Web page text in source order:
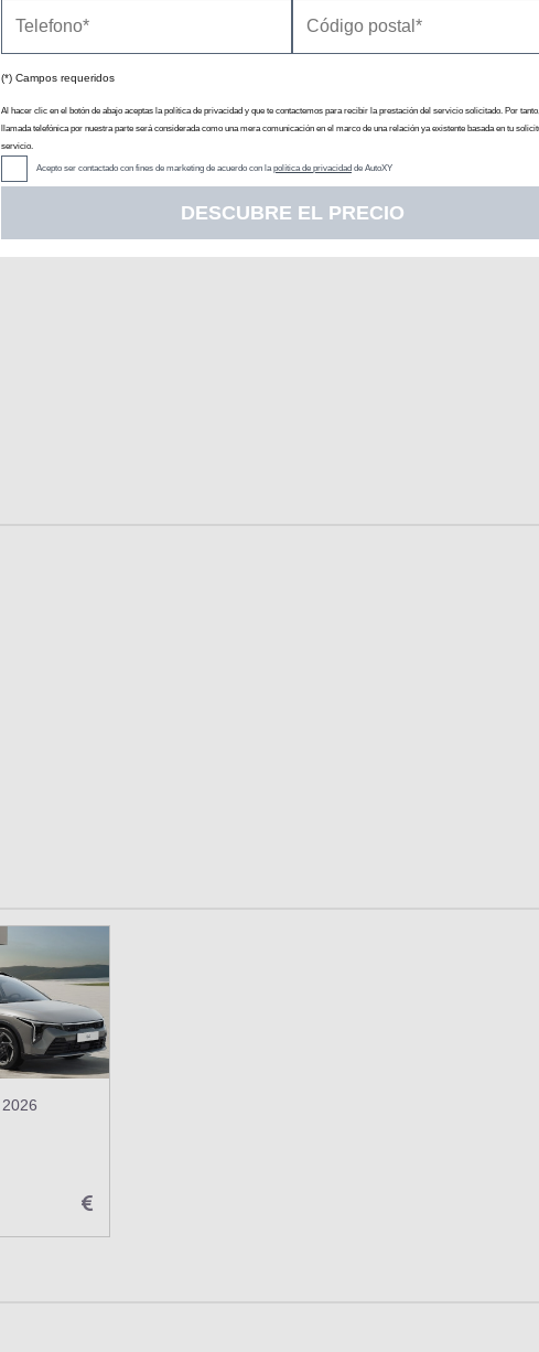
2026
(*) Campos requeridos
Al hacer clic en el botón de abajo aceptas la política de privacidad y que te contactemos para recibir la prestación del servicio solicitado. Por
llamada telefónica por nuestra parte será considerada como una mera comunicación en el marco de una relación ya existente basada en tu
servicio.
Acepto ser contactado con fines de marketing de acuerdo con la política de privacidad de AutoXY
DESCUBRE EL PRECIO